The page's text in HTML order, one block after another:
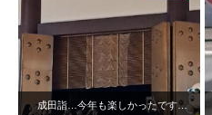
成田詣…今年も楽しかったです。皆さんとお参りできたこと、一生忘れることはない…